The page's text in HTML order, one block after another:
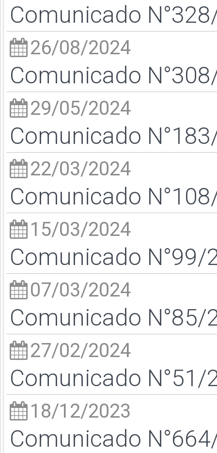
Comunicado
26/08/2024
Comunicado
29/05/2024
Comunicado
22/03/2024
Comunicado
15/03/2024
Comunicado N°99/
07/03/2024
Comunicado N°85/
27/02/2024
Comunicado N°51/
18/12/2023
Comunicado